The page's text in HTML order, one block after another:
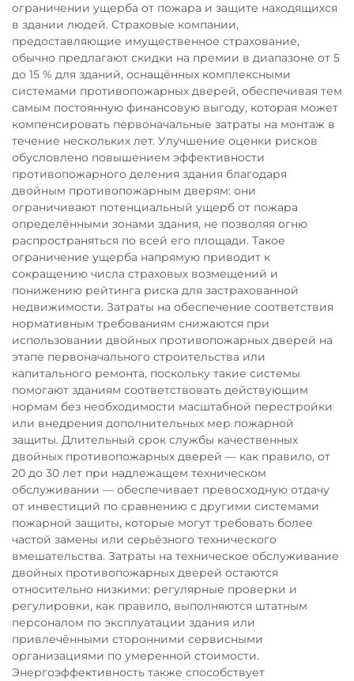
ограничении ущерба от пожара и защите находящихся
в здании людей. Страховые компании,
предоставляющие имущественное страхование,
обычно предлагают скидки на премии в диапазоне от 5
до 15 % для зданий, оснащённых комплексными
системами противопожарных дверей, обеспечивая тем
самым постоянную финансовую выгоду, которая может
компенсировать первоначальные затраты на монтаж в
течение нескольких лет. Улучшение оценки рисков
обусловлено повышением эффективности
противопожарного деления здания благодаря
двойным противопожарным дверям: они
ограничивают потенциальный ущерб от пожара
определёнными зонами здания, не позволяя огню
распространяться по всей его площади. Такое
ограничение ущерба напрямую приводит к
сокращению числа страховых возмещений и
понижению рейтинга риска для застрахованной
недвижимости. Затраты на обеспечение соответствия
нормативным требованиям снижаются при
использовании двойных противопожарных дверей на
этапе первоначального строительства или
капитального ремонта, поскольку такие системы
помогают зданиям соответствовать действующим
нормам без необходимости масштабной перестройки
или внедрения дополнительных мер пожарной
защиты. Длительный срок службы качественных
двойных противопожарных дверей — как правило, от
20 до 30 лет при надлежащем техническом
обслуживании — обеспечивает превосходную отдачу
от инвестиций по сравнению с другими системами
пожарной защиты, которые могут требовать более
частой замены или серьёзного технического
вмешательства. Затраты на техническое обслуживание
двойных противопожарных дверей остаются
относительно низкими: регулярные проверки и
регулировки, как правило, выполняются штатным
персоналом по эксплуатации здания или
привлечёнными сторонними сервисными
организациями по умеренной стоимости.
Энергоэффективность также способствует